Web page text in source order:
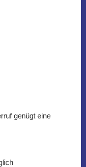
genügt eine